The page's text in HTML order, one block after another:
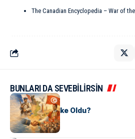
The Canadian Encyclopedia – War of
BUNLARI DA SEVEBİLİRSİN
KÜLTÜR
Tunus Nasıl Ülke Oldu?